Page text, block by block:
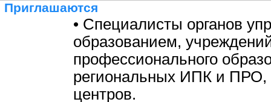
Приглашаются
• Специалисты органов
образованием,
профессионального
региональных ИПК и ПРО,
центров.